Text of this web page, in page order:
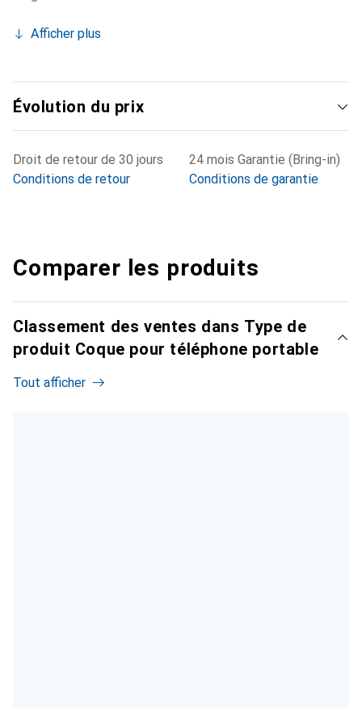
Afficher plus
Évolution du prix
Droit de retour de 30 jours
Conditions de retour
24 mois Garantie (Bring-in)
Conditions de garantie
Comparer les produits
Classement des ventes dans Type de
produit Coque pour téléphone portable
Tout afficher